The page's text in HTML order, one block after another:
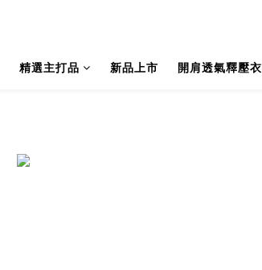
精選主打品 新品上市 開肩透氣釋壓衣